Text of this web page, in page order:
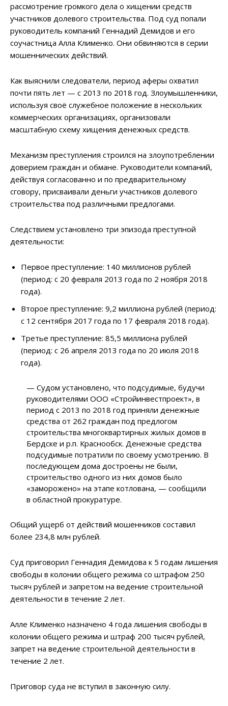
рассмотрение громкого дела о хищении средств
участников долевого строительства. Под суд попали
руководитель компаний Геннадий Демидов и его
соучастница Алла Клименко. Они обвиняются в серии
мошеннических действий.
Как выяснили следователи, период аферы охватил
почти пять лет — с 2013 по 2018 год. Злоумышленники,
используя своё служебное положение в нескольких
коммерческих организациях, организовали
масштабную схему хищения денежных средств.
Механизм преступления строился на злоупотреблении
доверием граждан и обмане. Руководители компаний,
действуя согласованно и по предварительному
сговору, присваивали деньги участников долевого
строительства под различными предлогами.
Следствием установлено три эпизода преступной
деятельности:
Первое преступление: 140 миллионов рублей
(период: с 20 февраля 2013 года по 2 ноября 2018
года).
Второе преступление: 9,2 миллиона рублей (период:
с 12 сентября 2017 года по 17 февраля 2018 года).
Третье преступление: 85,5 миллиона рублей
(период: с 26 апреля 2013 года по 20 июля 2018
года).
— Судом установлено, что подсудимые, будучи
руководителями ООО «Стройинвестпроект», в
период с 2013 по 2018 год приняли денежные
средства от 262 граждан под предлогом
строительства многоквартирных жилых домов в
Бердске и р.п. Краснообск. Денежные средства
подсудимые потратили по своему усмотрению. В
последующем дома достроены не были,
строительство одного из них домов было
«заморожено» на этапе котлована, — сообщили
в областной прокуратуре.
Общий ущерб от действий мошенников составил
более 234,8 млн рублей.
Суд приговорил Геннадия Демидова к 5 годам лишения
свободы в колонии общего режима со штрафом 250
тысяч рублей и запретом на ведение строительной
деятельности в течение 2 лет.
Алле Клименко назначено 4 года лишения свободы в
колонии общего режима и штраф 200 тысяч рублей,
запрет на ведение строительной деятельности в
течение 2 лет.
Приговор суда не вступил в законную силу.